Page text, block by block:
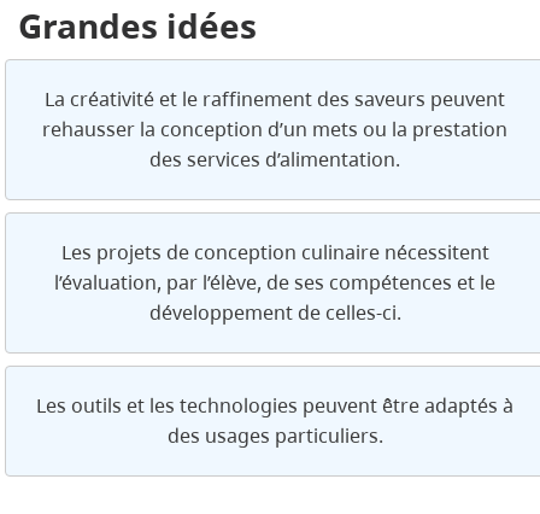
Grandes idées
La créativité et le raffinement des saveurs peuvent
rehausser la conception d’un mets ou la prestation
des services d’alimentation.
Les projets de conception culinaire nécessitent
l’évaluation, par l’élève, de ses compétences et le
développement de celles-ci.
Les outils et les technologies peuvent être adaptés à
des usages particuliers.